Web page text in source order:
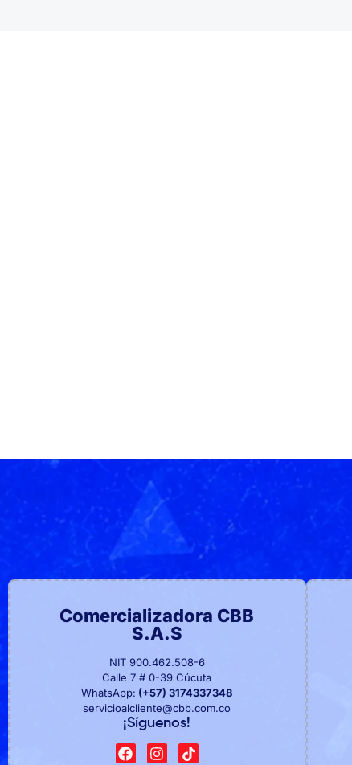
Comercializadora CBB
S.A.S
NIT 900.462.508-6
Calle 7 # 0-39 Cúcuta
WhatsApp: (+57) 3174337348
servicioalcliente@cbb.com.co
¡Síguenos!